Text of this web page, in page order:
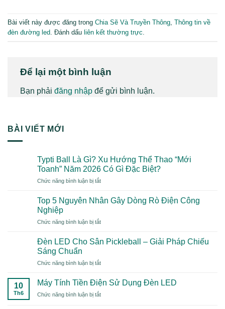
Bài viết này được đăng trong Chia Sẽ Và Truyền Thông Thông tin về
đèn đường led . Đánh dấu liên kết thường trực
Để lại một bình luận
Bạn phải đăng nhập để gửi bình luận.
BÀI VIẾT MỚI
Typti Ball Là Gì? Xu Hướng Thể Thao “Mới
Toanh” Năm 2026 Có Gì Đặc Biệt?
Chức năng bình luận bị tắtở
Ball
Xu
Thể
Toanh”
2026
Top 5 Nguyên Nhân Gây Dòng Rò Điện Công
Nghiệp
Chức năng bình luận bị tắtở
Gây
Rò
Công
Đèn LED Cho Sân Pickleball – Giải Pháp Chiếu
Sáng Chuẩn
Chức năng bình luận bị tắtở
LED
Cho
Sân
10
Th6
Máy Tính Tiền Điện Sử Dụng Đèn LED
Chức năng bình luận bị tắtở